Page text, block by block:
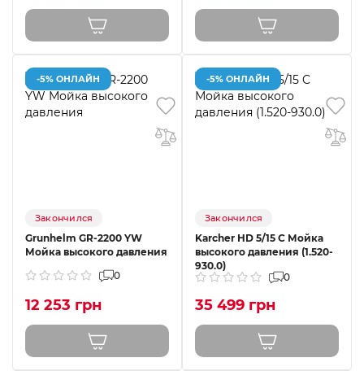
-5% ОНЛАЙН
Закончился
Grunhelm GR-2200 YW
Мойка высокого давления
0
12 253 грн
-5% ОНЛАЙН
Закончился
Karcher HD 5/15 C Мойка
высокого давления (1.520-
930.0)
0
35 499 грн